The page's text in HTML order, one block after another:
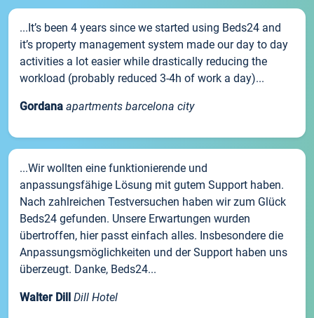
...It’s been 4 years since we started using Beds24 and
it’s property management system made our day to day
activities a lot easier while drastically reducing the
workload (probably reduced 3-4h of work a day)...
Gordana apartments barcelona city
...Wir wollten eine funktionierende und
anpassungsfähige Lösung mit gutem Support haben.
Nach zahlreichen Testversuchen haben wir zum Glück
Beds24 gefunden. Unsere Erwartungen wurden
übertroffen, hier passt einfach alles. Insbesondere die
Anpassungsmöglichkeiten und der Support haben uns
überzeugt. Danke, Beds24...
Walter Dill Dill Hotel